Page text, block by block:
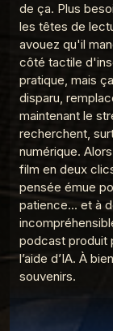
16
MDG
La
17
18
MDG
La
19
MDG
La
20
La
de ça. Plus
les têtes de
avouez qu'il
côté tactile
pratique, mais
disparu,
maintenant le
recherchent,
numérique.
film en deux
pensée émue
patience... et à
podcast produit
l’aide d’IA. À
souvenirs.